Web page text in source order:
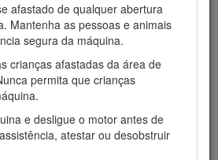
afastado de qualquer abertura
Mantenha as pessoas e animais
segura da máquina.
crianças afastadas da área de
permita que crianças
e desligue o motor antes de
atestar ou desobstruir
autorizado ou com a
indicando os números de série e
Figura1mostra onde se encontram
modelo do produto. Escreva os
dispositivo móvel, pode ler o
no autocolante do número de
peças e outras